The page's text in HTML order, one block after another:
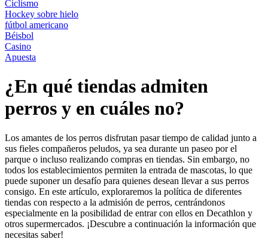
Ciclismo
Hockey sobre hielo
fútbol americano
Béisbol
Casino
Apuesta
¿En qué tiendas admiten
perros y en cuáles no?
Los amantes de los perros disfrutan pasar tiempo de calidad junto a
sus fieles compañeros peludos, ya sea durante un paseo por el
parque o incluso realizando compras en tiendas. Sin embargo, no
todos los establecimientos permiten la entrada de mascotas, lo que
puede suponer un desafío para quienes desean llevar a sus perros
consigo. En este artículo, exploraremos la política de diferentes
tiendas con respecto a la admisión de perros, centrándonos
especialmente en la posibilidad de entrar con ellos en Decathlon y
otros supermercados. ¡Descubre a continuación la información que
necesitas saber!